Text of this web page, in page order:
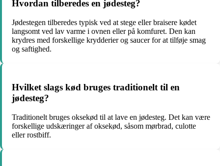
Hvordan tilberedes en jødesteg?
Jødestegen tilberedes typisk ved at stege eller braisere kødet
langsomt ved lav varme i ovnen eller på komfuret. Den kan
krydres med forskellige krydderier og saucer for at tilføje smag
og saftighed.
Hvilket slags kød bruges traditionelt til en
jødesteg?
Traditionelt bruges oksekød til at lave en jødesteg. Det kan være
forskellige udskæringer af oksekød, såsom mørbrad, culotte
eller rostbiff.